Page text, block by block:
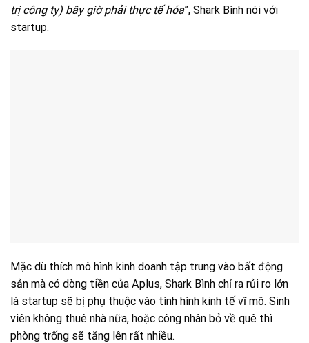
trị công ty) bây giờ phải thực tế hóa”, Shark Bình nói với
startup.
Mặc dù thích mô hình kinh doanh tập trung vào bất động
sản mà có dòng tiền của Aplus, Shark Bình chỉ ra rủi ro lớn
là startup sẽ bị phụ thuộc vào tình hình kinh tế vĩ mô. Sinh
viên không thuê nhà nữa, hoặc công nhân bỏ về quê thì
phòng trống sẽ tăng lên rất nhiều.